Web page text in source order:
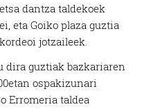
dantza taldekoek
eta Goiko plaza guztia
jotzaileek.
dira guztiak bazkariaren
ospakizunari
Erromeria taldea